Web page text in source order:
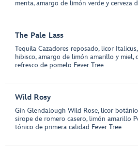
menta, amargo de limón verde y cerveza
The Pale Lass
Tequila Cazadores reposado, licor
hibisco, amargo de limón amarillo y miel,
refresco de pomelo Fever Tree
Wild Rosy
Gin Glendalough Wild Rose, licor
sirope de romero casero, limón amarillo
tónico de primera calidad Fever Tree